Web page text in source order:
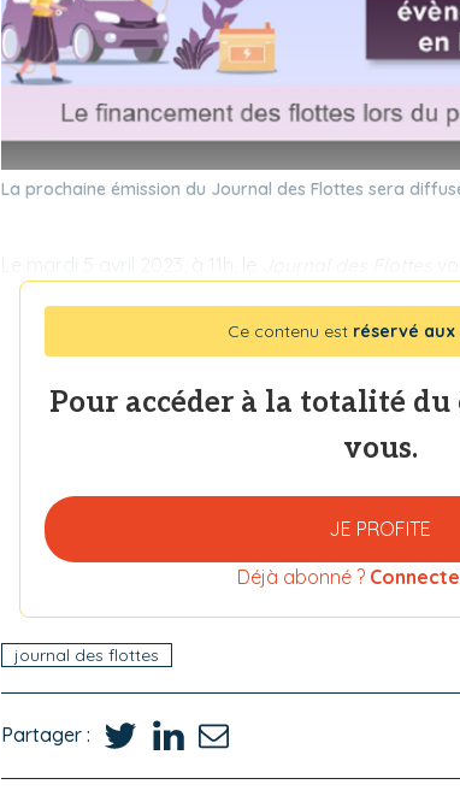
La prochaine émission du Journal des Flottes sera
Le mardi 5 avril 2023, à 11h, le
Ce contenu est réservé aux
Pour accéder à la totalité du
vous.
JE PROFITE
Déjà abonné ?
journal des flottes
Partager :